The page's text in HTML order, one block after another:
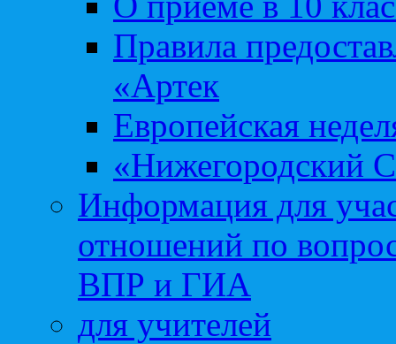
Правила
«Артек
Европейская
«Нижегородский
Информация для
отношений по
ВПР и ГИА
для учителей